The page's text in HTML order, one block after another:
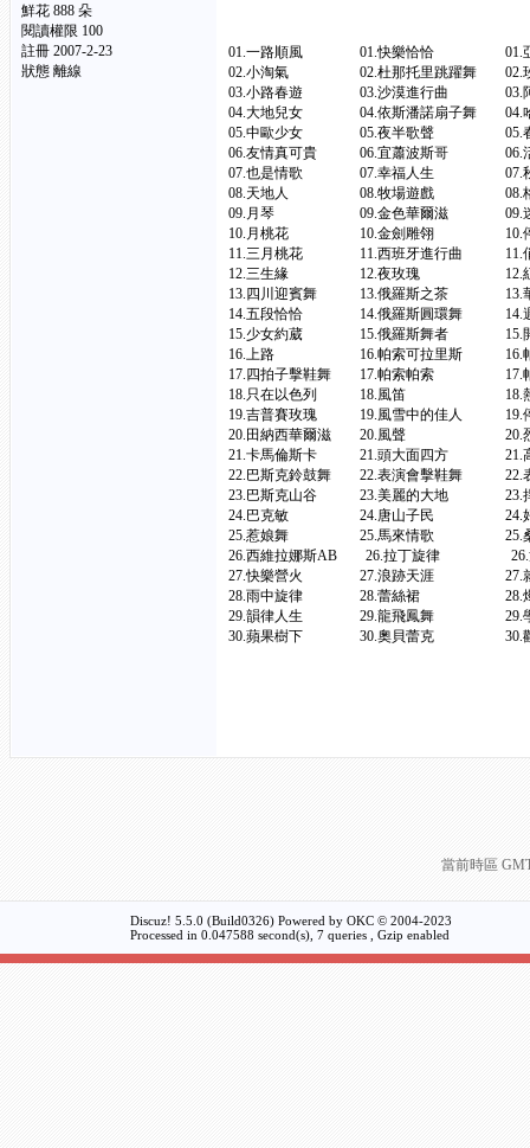
鮮花 888 朵
閱讀權限 100
註冊 2007-2-23
狀態 離線
01.一路順風 01.快樂恰恰 01.亞美
02.小淘氣 02.杜那托里跳躍舞 02.玫
03.小路春遊 03.沙漠進行曲 03.
04.大地兒女 04.依斯潘諾扇子舞 04.哈
05.中歐少女 05.夜半歌聲 05.
06.友情真可貴 06.宜蕭波斯哥 06.
07.也是情歌 07.幸福人生
08.天地人 08.牧場遊戲 08.格
09.月琴 09.金色華爾滋 09.迷
10.月桃花 10.金劍雕翎 10.
11.三月桃花 11.西班牙進行曲 11.
12.三生緣 12.夜玫瑰 12.紅衣
13.四川迎賓舞 13.俄羅斯之茶
14.五段恰恰 14.俄羅斯圓環舞
15.少女約葳 15.俄羅斯舞者
16.上路 16.帕索可拉里斯 16.帕
17.四拍子擊鞋舞 17.帕索帕索
18.只在以色列 18.風笛 18.熱舞
19.吉普賽玫瑰 19.風雪中的佳人
20.田納西華爾滋 20.風聲 20.
21.卡馬倫斯卡 21.頭大面四方
22.巴斯克鈴鼓舞 22.表演會擊鞋舞 22.
23.巴斯克山谷 23.美麗的大地
24.巴克敏 24.唐山子民
25.惹娘舞 25.馬來情歌 25.桑
26.西維拉娜斯AB 26.拉丁旋
27.快樂營火 27.浪跡天涯 27.
28.雨中旋律 28.蕾絲裙 28.燭
29.韻律人生 29.龍飛鳳舞 29.
30.蘋果樹下 30.奧貝蕾克
當前時區
Discuz! 5.5.0 (Build0326) Powered by OKC © 2004-2023
Processed in 0.047588 second(s), 7 queries , Gzip enabled